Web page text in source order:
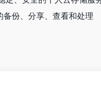
份、分享、查看和处理